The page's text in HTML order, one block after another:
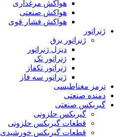
هواکش مرغداری
هواکش صنعتی
هواکش فشار قوی
ژنراتور
ژنراتور برق
دیزل ژنراتور
ژنراتور تک
ژنراتور تکفاز
ژنراتور سه فاز
ترمز مغناطیسی
دمنده صنعتی
گیربکس صنعتی
گیربکس حلزونی
قطعات گيربکس حلزونی
قطعات گيربکس خورشيدی